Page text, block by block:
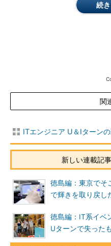
料は東京の1割減ぐらいなので
キャリア形成できると考えま
Uターンは東急オーシャンフ
続
関
ITエンジニア U＆Iターン
新しい連載記
徳島編：東京でそ
で輝きを取り戻し
徳島編：IT系イベ
Uターンで失った